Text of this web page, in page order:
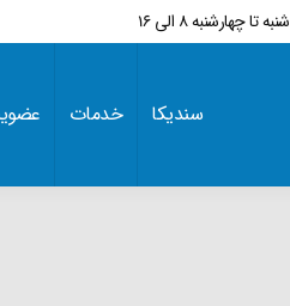
شنبه تا چهارشنبه 8 الی 16
سندیکا خدمات